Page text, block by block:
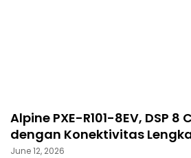
Alpine PXE-R101-8EV, DSP
dengan Konektivitas
June 12, 2026